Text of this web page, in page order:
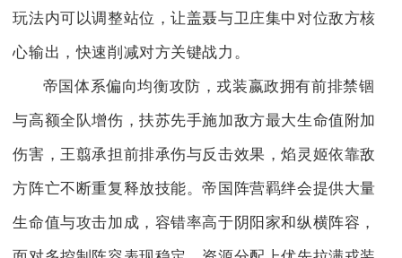
玩法内可以调整站位，让盖聂与卫庄集中对位敌方核
心输出，快速削减对方关键战力。
帝国体系偏向均衡攻防，戎装嬴政拥有前排禁锢
与高额全队增伤，扶苏先手施加敌方最大生命值附加
伤害，王翦承担前排承伤与反击效果，焰灵姬依靠敌
方阵亡不断重复释放技能。帝国阵营羁绊会提供大量
生命值与攻击加成，容错率高于阴阳家和纵横阵容，